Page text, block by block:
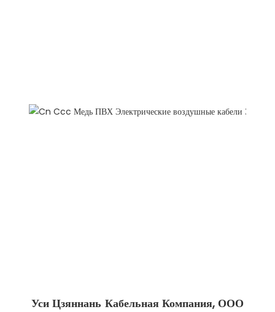
Уси Цзяннань Кабельная Компания, ООО